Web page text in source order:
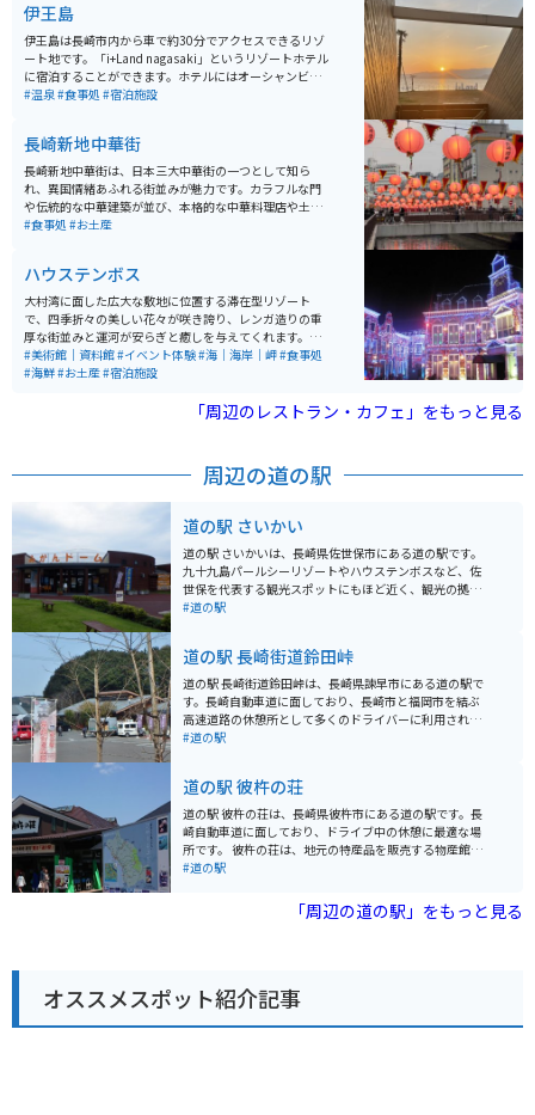
伊王島
伊王島は長崎市内から車で約30分でアクセスできるリゾ
ート地です。「i+Land nagasaki」というリゾートホテル
に宿泊することができます。ホテルにはオーシャンビュ
ーのバルコニーやファミリールーム、プレイキッズラン
しめます。 伊王島は魚介類に恵まれた場所で「いを」ま
たは「海神」の名前が由来とされています。かつては炭
鉱業で栄えていましたが、現在はリゾート地となってい
ます。
#温泉#食事処 #宿泊施設
長崎新地中華街
長崎新地中華街は、日本三大中華街の一つとして知ら
れ、異国情緒あふれる街並みが魅力です。カラフルな門
や伝統的な中華建築が並び、本格的な中華料理店や土産
物店が軒を連ねています。特に角煮まんじゅうや長崎ち
利用するか、早めの時間帯に訪れて駐車スペースを確保
すると安心です。歴史ある港町の風情も堪能でき、散策
にぴったりのスポットです。ぜひ長崎観光の拠点に訪れ
てみてください。
#食事処 #お土産
ハウステンボス
大村湾に面した広大な敷地に位置する滞在型リゾート
で、四季折々の美しい花々が咲き誇り、レンガ造りの重
厚な街並みと運河が安らぎと癒しを与えてくれます。日
本一広いテーマパークとして、ヨーロッパのような街並
み、石畳、運河、街と自然が調和した「美しい街」が特
中で、目いっぱい遊ぶこともゆっくりと宿泊することも
プ、アミューズメント施設、ホテル、美術館などがあ
り、本格的なリゾートライフを満喫することができま
#美術館｜資料館#イベント体験#海｜海岸｜岬#食事処
#海鮮#お土産#宿泊施設
「周辺のレストラン・カフェ」をもっと見る
周辺の道の駅
道の駅 さいかい
道の駅 さいかいは、長崎県佐世保市にある道の駅です。
九十九島パールシーリゾートやハウステンボスなど、佐
世保を代表する観光スポットにもほど近く、観光の拠点
として最適な立地です。 道の駅内には、地元の新鮮な野
佐世保のお土産も充実しており、ショッピングを楽しむ
こともできます。 バイクで訪れる場合、道の駅には広い
駐車場が完備されているので安心です。周辺には、九十
九島や平戸大橋など、風光明媚な海岸線を走るシーサイ
ドツーリングを楽しめるルートもたくさんあります。 佐
めます。また、佐世保バーガーやレモンステーキなど、
佐世保ならではの名物グルメも堪能してみてください。
#道の駅
道の駅 長崎街道鈴田峠
道の駅 長崎街道鈴田峠は、長崎県諫早市にある道の駅で
す。長崎自動車道に面しており、長崎市と福岡市を結ぶ
高速道路の休憩所として多くのドライバーに利用されて
います。 この道の駅は、標高280mの高台に位置してお
があります。 地元の特産品を販売する物産館もあり、新
鮮な野菜や果物、海産物などが購入できます。レストラ
ンでは、長崎ちゃんぽんやうどんなど、地元の味が楽し
めます。バイクで訪れる場合、駐車場も広く、休憩に最
適な場所です。 長崎街道鈴田峠は、景色を楽しむのはも
#道の駅
道の駅 彼杵の荘
道の駅 彼杵の荘は、長崎県彼杵市にある道の駅です。長
崎自動車道に面しており、ドライブ中の休憩に最適な場
所です。 彼杵の荘は、地元の特産品を販売する物産館
や、地元の食材を使った料理を提供するレストランがあ
が人気です。また、彼杵市の歴史や文化を紹介するコー
ナーもあり、観光情報収集の拠点としても便利です。 バ
ーリングに最適なルートが多数あります。道の駅 彼杵の
荘で休憩を取りながら、長崎の自然を満喫するツーリン
グを楽しんでみてはいかがでしょうか。 彼杵市は、その
#道の駅
「周辺の道の駅」をもっと見る
オススメスポット紹介記事